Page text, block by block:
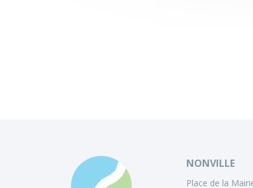
NONVILLE
Place de la